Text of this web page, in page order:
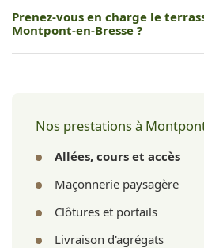
réalisons un devis gratuit après
Prenez-vous en charge le
Montpont-en-Bresse ?
Nos prestations à
Allées, cours et accès
Maçonnerie paysagère
Clôtures et portails
Livraison d'agrégats